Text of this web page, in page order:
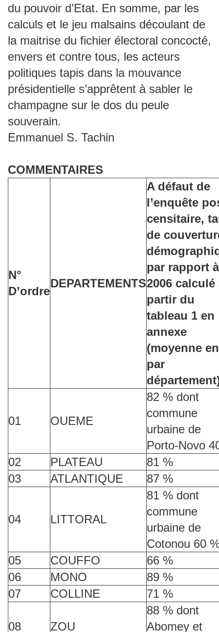
du pouvoir d’Etat. En somme, par les
calculs et le jeu malsains découlant de
la maitrise du fichier électoral concocté,
envers et contre tous, les acteurs
politiques tapis dans la mouvance
présidentielle s’apprêtent à sabler le
champagne sur le dos du peule
souverain.
Emmanuel S. Tachin
COMMENTAIRES
N°
D’ordre
DEPARTEMENTS
A défaut de
l’enquête
censitaire,
de
par rapport à
2006 calculé
partir du
tableau 1 en
annexe
(moyenne
par
01 OUEME
82 % dont
commune
urbaine de
Porto-Novo
02
PLATEAU
81 %
03
ATLANTIQUE 87 %
04 LITTORAL
81 % dont
commune
urbaine de
Cotonou 60
05
COUFFO
66 %
06
MONO
89 %
07
COLLINE 71 %
08 ZOU
88 % dont
Abomey et